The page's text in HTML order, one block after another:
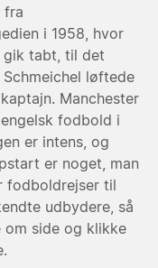
fra
i 1958, hvor
gik tabt, til det
løftede
Manchester
fodbold i
er intens, og
er noget, man
fodboldrejser til
udbydere, så
om side og klikke